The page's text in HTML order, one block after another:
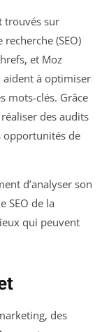
trouvés sur
(SEO)
et Moz
aident à optimiser
mots-clés. Grâce
des audits
opportunités de
d’analyser son
SEO de la
qui peuvent
des